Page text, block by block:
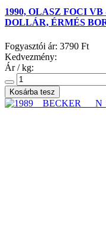
1990, OLASZ FOCI
DOLLÁR, ÉRMÉS
Fogyasztói ár: 3790 Ft
Kedvezmény:
Ár / kg: